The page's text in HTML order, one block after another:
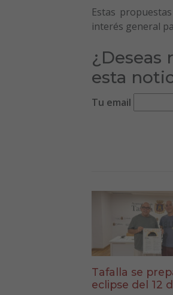
Estas
interés general
esta
Tu email
Tafalla se
eclipse del 12